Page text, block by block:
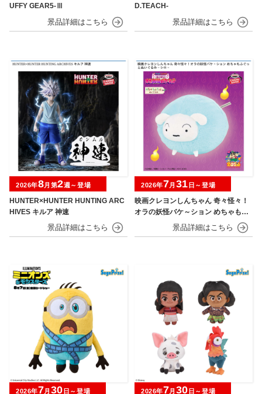
UFFY GEAR5-Ⅲ
D.TEACH-
HUNTER×HUNTER HUNTING ARC
HIVES キルア 神速
2026年8月第2週～登場
映画クレヨンしんちゃん 奇々怪々！
オラの妖怪バケ～ション めちゃもふ
ぐっとぬいぐるみ シロ
2026年7月 31 日～登場
2026年7月 30 日～登場 2026年7月 30 日～登場